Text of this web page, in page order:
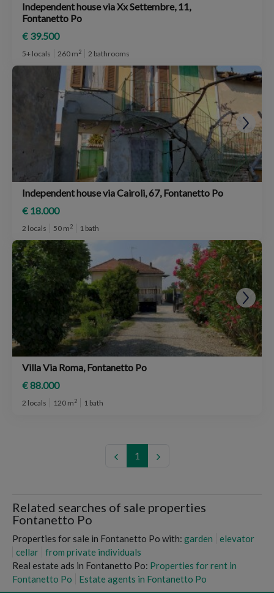
Independent house via Xx Settembre, 11,
Fontanetto Po
€ 39.500
5+ locals 260 m2 2 bathrooms
Independent house via Cairoli, 67, Fontanetto Po
€ 18.000
2 locals 50 m2 1 bath
Villa Via Roma, Fontanetto Po
€ 88.000
2 locals 120 m2 1 bath
1
Related searches of sale properties
Fontanetto Po
Properties for sale in Fontanetto Po with: garden
elevator
cellar
from private individuals
Real estate ads in Fontanetto Po: Properties for rent in
Fontanetto Po
Estate agents in Fontanetto Po